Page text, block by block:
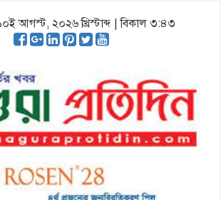
আগস্ট, ২০২৬ খ্রিস্টাব্দ | বিকাল ৩:৪৩